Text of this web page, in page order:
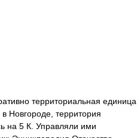
территориальная единица
в Новгороде, территория
на 5 К. Управляли ими